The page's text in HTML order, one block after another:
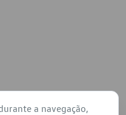
a navegação,